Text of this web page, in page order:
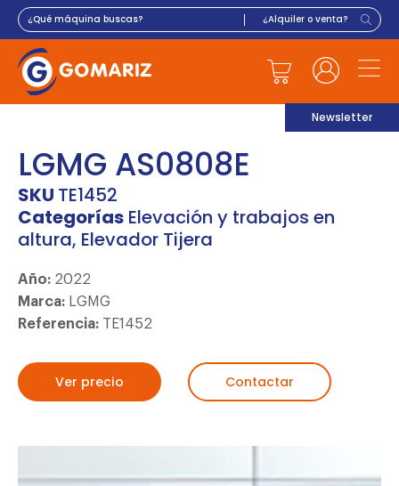
Newsletter
LGMG AS0808E
SKU TE1452
Categorías Elevación y trabajos en
altura, Elevador Tijera
Año: 2022
Marca: LGMG
Referencia: TE1452
Ver precio Contactar